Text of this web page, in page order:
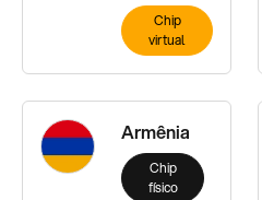
Chip
virtual
Armênia
Chip
físico